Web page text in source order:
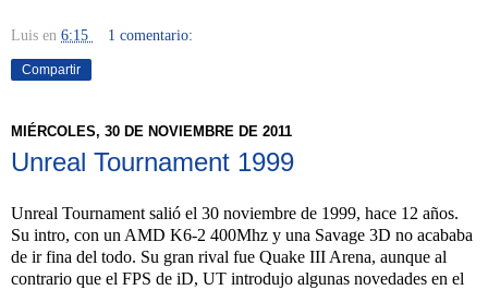
Luis en 6:15 1 comentario:
Compartir
MIÉRCOLES, 30 DE NOVIEMBRE DE 2011
Unreal Tournament 1999
Unreal Tournament salió el 30 noviembre de 1999, hace 12 años.
Su intro, con un AMD K6-2 400Mhz y una Savage 3D no acababa
de ir fina del todo. Su gran rival fue Quake III Arena, aunque al
contrario que el FPS de iD, UT introdujo algunas novedades en el